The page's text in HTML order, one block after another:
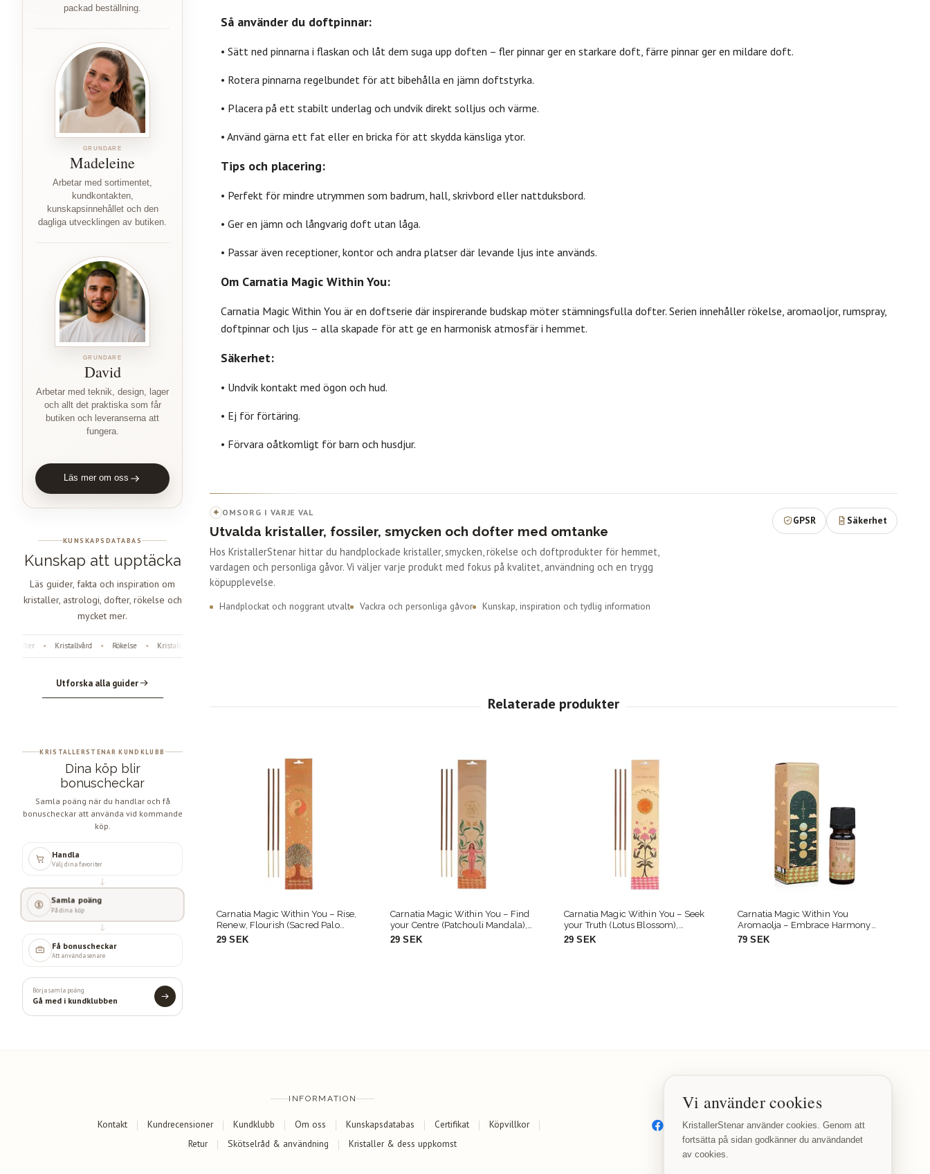
packad beställning.
GRUNDARE
Madeleine
Arbetar med sortimentet,
kundkontakten,
kunskapsinnehållet och den
dagliga utvecklingen av butiken.
GRUNDARE
David
Arbetar med teknik, design, lager
och allt det praktiska som får
butiken och leveranserna att
fungera.
Läs mer om oss
KUNSKAPSDATABAS
Kunskap att upptäcka
Läs guider, fakta och inspiration om
kristaller, astrologi, dofter, rökelse och
mycket mer.
• Kristallvård • Rökelse • Kristaller
Utforska alla guider
KRISTALLERSTENAR KUNDKLUBB
Dina köp blir
bonuscheckar
Samla poäng när du handlar och få
bonuscheckar att använda vid kommande
köp.
Handla
Välj dina favoriter
Samla poäng
På dina köp
Få bonuscheckar
Att använda senare
Börja samla poäng
Gå med i kundklubben
Så använder du doftpinnar:
• Sätt ned pinnarna i flaskan och låt dem suga upp doften – fler pinnar ger en starkare doft, färre pinnar ger en mildare doft.
• Rotera pinnarna regelbundet för att bibehålla en jämn doftstyrka.
• Placera på ett stabilt underlag och undvik direkt solljus och värme.
• Använd gärna ett fat eller en bricka för att skydda känsliga ytor.
Tips och placering:
• Perfekt för mindre utrymmen som badrum, hall, skrivbord eller nattduksbord.
• Ger en jämn och långvarig doft utan låga.
• Passar även receptioner, kontor och andra platser där levande ljus inte används.
Om Carnatia Magic Within You:
Carnatia Magic Within You är en doftserie där inspirerande budskap möter stämningsfulla dofter. Serien innehåller rökelse, aromaoljor, rumspray,
doftpinnar och ljus – alla skapade för att ge en harmonisk atmosfär i hemmet.
Säkerhet:
• Undvik kontakt med ögon och hud.
• Ej för förtäring.
• Förvara oåtkomligt för barn och husdjur.
✦ OMSORG I VARJE VAL
Utvalda kristaller, fossiler, smycken och dofter med omtanke
Hos KristallerStenar hittar du handplockade kristaller, smycken, rökelse och doftprodukter för hemmet,
vardagen och personliga gåvor. Vi väljer varje produkt med fokus på kvalitet, användning och en trygg
köpupplevelse.
Handplockat och noggrant utvalt Vackra och personliga gåvor Kunskap, inspiration och tydlig information
GPSR Säkerhet
Carnatia Magic Within You – Rise,
Renew, Flourish (Sacred Palo
Santo), rökelsepinnar
29 SEK
Carnatia Magic Within You – Find
your Centre (Patchouli Mandala),
rökelsepinnar
29 SEK
Carnatia Magic Within You – Seek
your Truth (Lotus Blossom),
rökelsepinnar
29 SEK
Carnatia Magic Within You
Aromaolja – Embrace Harmony
(Lunar Lavender), doftolja (10 ml)
79 SEK
Carnatia Magic Within You
Aromaolja – Rise, Renew, Flourish
(Sacred Palo Santo), doftolja (10 ml)
79 SEK
INFORMATION
Kontakt Kundrecensioner Kundklubb Om oss Kunskapsdatabas Certifikat
Köpvillkor
Retur
Skötselråd & användning Kristaller & dess uppkomst
SOCIALA MEDIER
Facebook Instagram
Vi använder cookies
KristallerStenar använder cookies. Genom att
fortsätta på sidan godkänner du användandet
av cookies.